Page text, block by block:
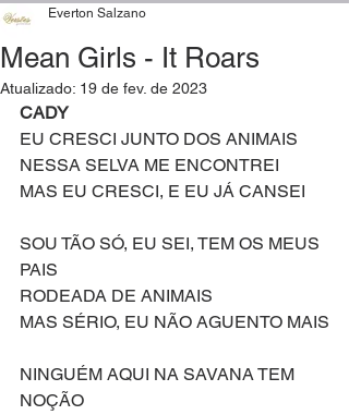
Mean Girls - It Roars
Everton Salzano
Atualizado: 19 de fev. de 2023
CADY
EU CRESCI JUNTO DOS ANIMAIS
NESSA SELVA ME ENCONTREI
MAS EU CRESCI, E EU JÁ CANSEI
SOU TÃO SÓ, EU SEI, TEM OS MEUS
PAIS
RODEADA DE ANIMAIS
MAS SÉRIO, EU NÃO AGUENTO MAIS
NINGUÉM AQUI NA SAVANA TEM
NOÇÃO